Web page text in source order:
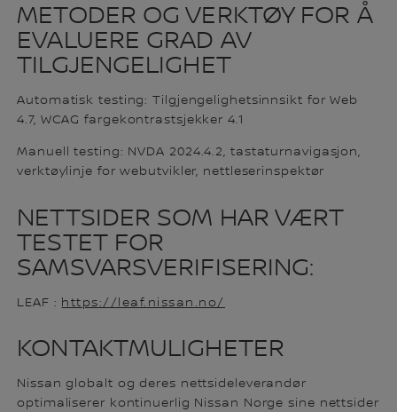
METODER OG VERKTØY FOR Å
EVALUERE GRAD AV
TILGJENGELIGHET
Automatisk testing: Tilgjengelighetsinnsikt for Web
4.7, WCAG fargekontrastsjekker 4.1
Manuell testing: NVDA 2024.4.2, tastaturnavigasjon,
verktøylinje for webutvikler, nettleserinspektør
NETTSIDER SOM HAR VÆRT
TESTET FOR
SAMSVARSVERIFISERING:
LEAF : https://leaf.nissan.no/
KONTAKTMULIGHETER
Nissan globalt og deres nettsideleverandør
optimaliserer kontinuerlig Nissan Norge sine nettsider